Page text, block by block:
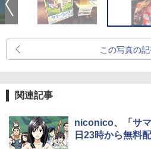
この写真の
関連記事
niconico、「サ
日23時から無料